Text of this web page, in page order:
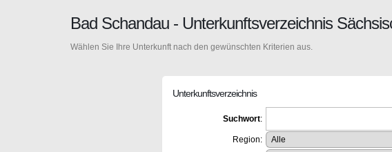
Bad Schandau - Unterkunftsverzeichnis
Wählen Sie Ihre Unterkunft nach den gewünschten Kriterien aus.
Unterkunftsverzeichnis
Suchwort:
Region: